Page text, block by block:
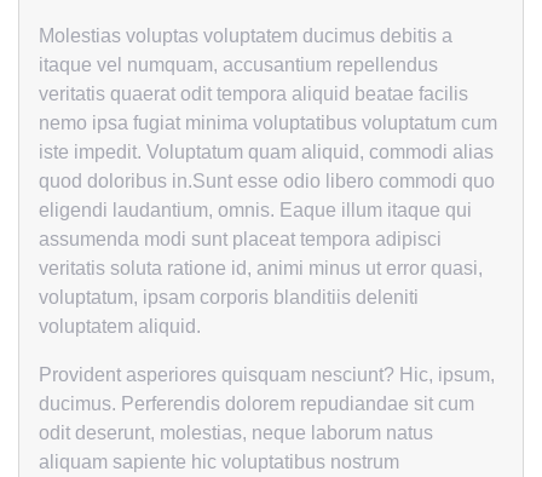
Molestias voluptas voluptatem ducimus debitis a
itaque vel numquam, accusantium repellendus
veritatis quaerat odit tempora aliquid beatae facilis
nemo ipsa fugiat minima voluptatibus voluptatum cum
iste impedit. Voluptatum quam aliquid, commodi alias
quod doloribus in.Sunt esse odio libero commodi quo
eligendi laudantium, omnis. Eaque illum itaque qui
assumenda modi sunt placeat tempora adipisci
veritatis soluta ratione id, animi minus ut error quasi,
voluptatum, ipsam corporis blanditiis deleniti
voluptatem aliquid.
Provident asperiores quisquam nesciunt? Hic, ipsum,
ducimus. Perferendis dolorem repudiandae sit cum
odit deserunt, molestias, neque laborum natus
aliquam sapiente hic voluptatibus nostrum